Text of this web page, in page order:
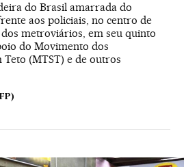
do Brasil amarrada do
aos policiais, no centro de
metroviários, em seu quinto
do Movimento dos
Teto (MTST) e de outros